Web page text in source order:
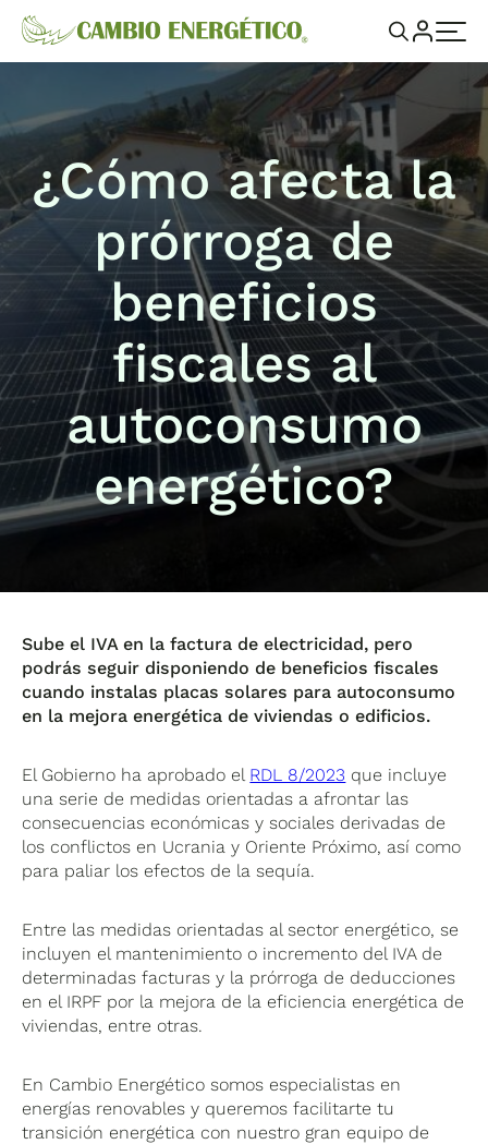
¿Cómo afecta la
prórroga de
beneficios
fiscales al
autoconsumo
energético?
Sube el IVA en la factura de electricidad, pero
podrás seguir disponiendo de beneficios fiscales
cuando instalas placas solares para autoconsumo
en la mejora energética de viviendas o edificios.
El Gobierno ha aprobado el RDL 8/2023 que incluye
una serie de medidas orientadas a afrontar las
consecuencias económicas y sociales derivadas de
los conflictos en Ucrania y Oriente Próximo, así como
para paliar los efectos de la sequía.
Entre las medidas orientadas al sector energético, se
incluyen el mantenimiento o incremento del IVA de
determinadas facturas y la prórroga de deducciones
en el IRPF por la mejora de la eficiencia energética de
viviendas, entre otras.
En Cambio Energético somos especialistas en
energías renovables y queremos facilitarte tu
transición energética con nuestro gran equipo de